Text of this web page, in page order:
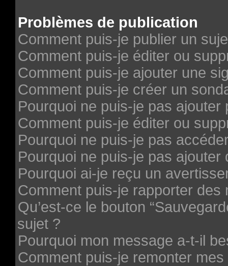
Problèmes de publication
Comment puis-je publier un
Comment puis-je éditer ou
Comment puis-je ajouter une
Comment puis-je créer un
Pourquoi ne puis-je pas ajouter
Comment puis-je éditer ou
Pourquoi ne puis-je pas
Pourquoi ne puis-je pas ajouter
Pourquoi ai-je reçu un
Comment puis-je rapporter
Qu’est-ce le bouton
sujet ?
Pourquoi mon message a-t-il
Comment puis-je remonter